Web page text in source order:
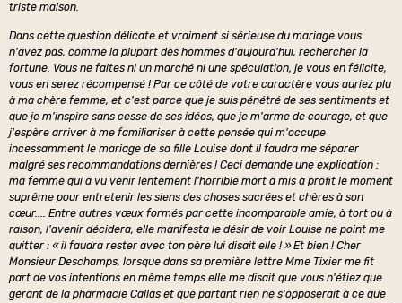
triste maison.
Dans cette question délicate et vraiment si sérieuse du mariage vous
n'avez pas, comme la plupart des hommes d'aujourd'hui, rechercher la
fortune. Vous ne faites ni un marché ni une spéculation, je vous en félicite,
vous en serez récompensé ! Par ce côté de votre caractère vous auriez plu
à ma chère femme, et c'est parce que je suis pénétré de ses sentiments et
que je m'inspire sans cesse de ses idées, que je m'arme de courage, et que
j'espère arriver à me familiariser à cette pensée qui m'occupe
incessamment le mariage de sa fille Louise dont il faudra me séparer
malgré ses recommandations dernières ! Ceci demande une explication :
ma femme qui a vu venir lentement l'horrible mort a mis à profit le moment
suprême pour entretenir les siens des choses sacrées et chères à son
cœur.... Entre autres vœux formés par cette incomparable amie, à tort ou à
raison, l'avenir décidera, elle manifesta le désir de voir Louise ne point me
quitter : « il faudra rester avec ton père lui disait elle ! » Et bien ! Cher
Monsieur Deschamps, lorsque dans sa première lettre Mme Tixier me fit
part de vos intentions en même temps elle me disait que vous n'étiez que
gérant de la pharmacie Callas et que partant rien ne s'opposerait à ce que